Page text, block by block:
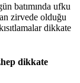
batımında ufku
zirvede olduğu
dikkate
dikkate